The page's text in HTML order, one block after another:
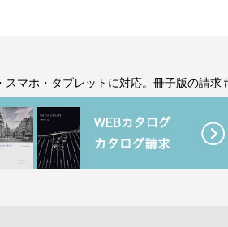
スマホ・タブレットに対応。冊子版の請求